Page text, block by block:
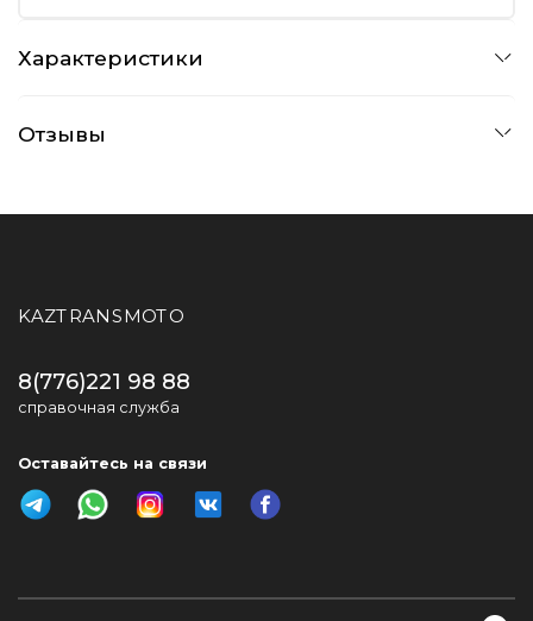
Характеристики
Отзывы
KAZTRANSMOTO
8(776)221 98 88
справочная служба
Оставайтесь на связи